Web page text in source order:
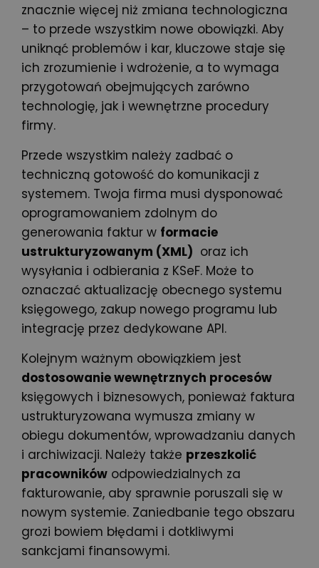
znacznie więcej niż zmiana technologiczna
– to przede wszystkim nowe obowiązki. Aby
uniknąć problemów i kar, kluczowe staje się
ich zrozumienie i wdrożenie, a to wymaga
przygotowań obejmujących zarówno
technologię, jak i wewnętrzne procedury
firmy.
Przede wszystkim należy zadbać o
techniczną gotowość do komunikacji z
systemem. Twoja firma musi dysponować
oprogramowaniem zdolnym do
generowania faktur w formacie
ustrukturyzowanym (XML) oraz ich
wysyłania i odbierania z KSeF. Może to
oznaczać aktualizację obecnego systemu
księgowego, zakup nowego programu lub
integrację przez dedykowane API.
Kolejnym ważnym obowiązkiem jest
dostosowanie wewnętrznych procesów
księgowych i biznesowych, ponieważ faktura
ustrukturyzowana wymusza zmiany w
obiegu dokumentów, wprowadzaniu danych
i archiwizacji. Należy także przeszkolić
pracowników odpowiedzialnych za
fakturowanie, aby sprawnie poruszali się w
nowym systemie. Zaniedbanie tego obszaru
grozi bowiem błędami i dotkliwymi
sankcjami finansowymi.